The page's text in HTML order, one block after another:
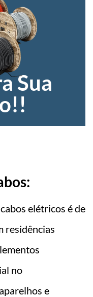
Sua
elétricos é de
residências
no
e